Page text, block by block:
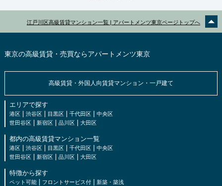
江戸川区高級賃貸マンション一覧 | アパートメンツ東京ページトップへ
東京の高級賃貸・売買ならアパートメンツ東京
高級賃貸・外国人向賃貸マンション・一戸建て
エリアで探す
港区| 渋谷区| 目黒区| 千代田区| 中央区
世田谷区| 新宿区| 品川区| 大田区
都内の高級賃貸マンション一覧
港区| 渋谷区| 目黒区| 千代田区| 中央区
世田谷区| 新宿区| 品川区| 大田区
特徴から探す
ペット可能| フロントサービス付| 新築・築浅